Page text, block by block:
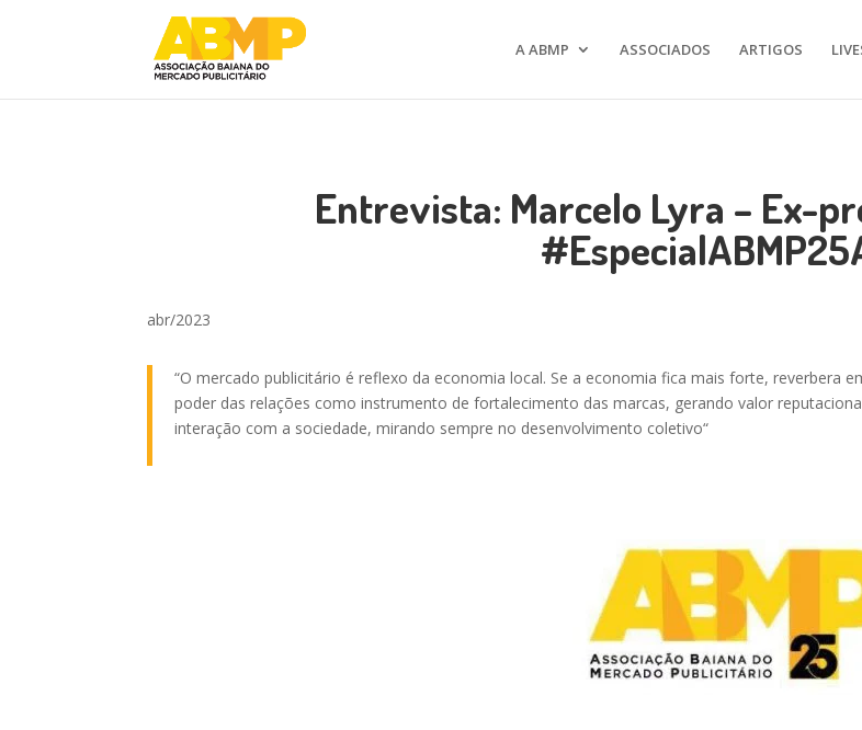
A ABMP ASSOCIADOS ARTIGOS
Entrevista: Marcelo Lyra – Ex-
abr/2023
“O mercado publicitário é reflexo da economia local. Se a economia fica mais forte, reverbera
poder das relações como instrumento de fortalecimento das marcas, gerando valor
interação com a sociedade, mirando sempre no desenvolvimento coletivo“